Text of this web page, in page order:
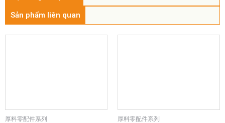
Sản phẩm liên quan
厚料零配件系列 厚料零配件系列